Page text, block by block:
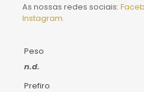
As nossas redes sociais:
Instagram.
Peso
n.d.
Prefiro